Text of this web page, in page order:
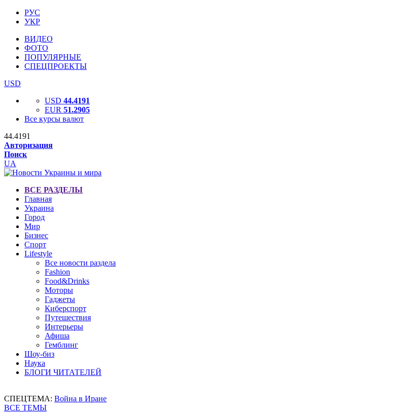
РУС
УКР
ВИДЕО
ФОТО
ПОПУЛЯРНЫЕ
СПЕЦПРОЕКТЫ
USD
USD 44.4191
EUR 51.2905
Все курсы валют
44.4191
Авторизация
Поиск
UA
ВСЕ РАЗДЕЛЫ
Главная
Украина
Город
Мир
Бизнес
Спорт
Lifestyle
Все новости раздела
Fashion
Food&Drinks
Моторы
Гаджеты
Киберспорт
Путешествия
Интерьеры
Афиша
Гемблинг
Шоу-биз
Наука
БЛОГИ ЧИТАТЕЛЕЙ
СПЕЦТЕМА: Война в Иране
ВСЕ ТЕМЫ